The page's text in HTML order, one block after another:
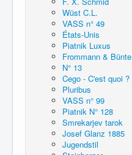
Wüst C.L.
VASS n° 49
États-Unis
Piatnik Luxus
Frommann & Bünte
N° 13
Cego - C'est quoi ?
Pluribus
VASS n° 99
Piatnik N° 128
Smrekarjev tarok
Josef Glanz 1885
Jugendstil